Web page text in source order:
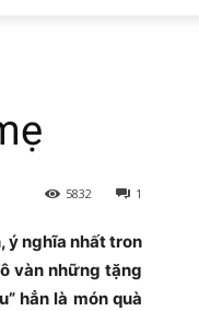
1
5832
ý nghĩa nhất tron
vàn những tặng
hẳn là món quà